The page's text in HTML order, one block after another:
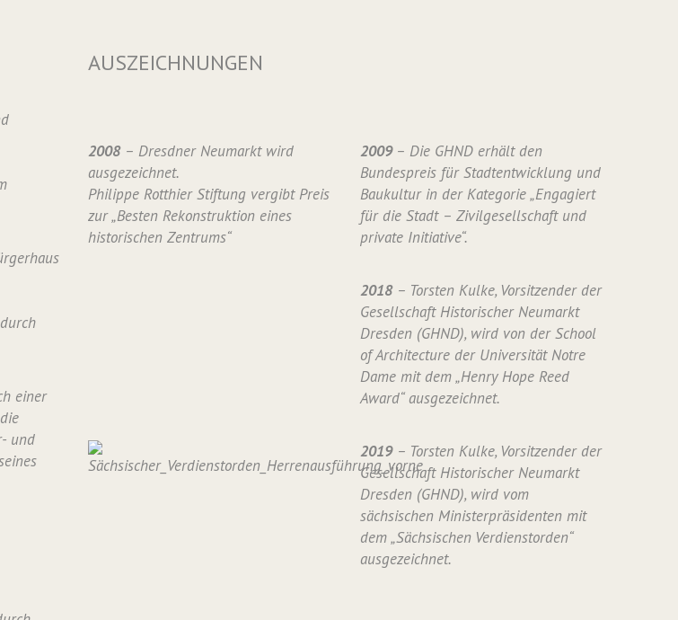
einer
und
AUSZEICHNUNGEN
2008– Dresdner Neumarkt wird
ausgezeichnet.
Philippe Rotthier Stiftung vergibt Preis
zur „Besten Rekonstruktion eines
historischen Zentrums“
2009 – Die GHND erhält den
Bundespreis für Stadtentwicklung und
Baukultur in der Kategorie „Engagiert
für die Stadt – Zivilgesellschaft und
private Initiative“.
2018– Torsten Kulke, Vorsitzender der
Gesellschaft Historischer Neumarkt
Dresden (GHND), wird von der School
of Architecture der Universität Notre
Dame mit dem „Henry Hope Reed
Award“ ausgezeichnet.
2019– Torsten Kulke, Vorsitzender der
Gesellschaft Historischer Neumarkt
Dresden (GHND), wird vom
sächsischen Ministerpräsidenten mit
dem „Sächsischen Verdienstorden“
ausgezeichnet.